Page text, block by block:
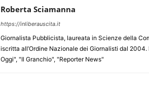
Roberta Sciamanna
https://inliberauscita.it
Giornalista Pubblicista, laureata in Scienze della
iscritta all’Ordine Nazionale dei Giornalisti dal
Oggi", "Il Granchio", "Reporter News"